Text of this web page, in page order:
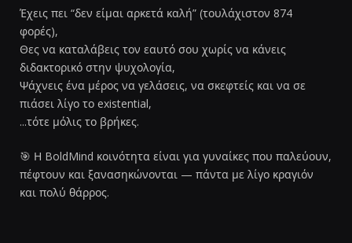
Έχεις πει “δεν είμαι αρκετά καλή” (τουλάχιστον 874
φορές),
Θες να καταλάβεις τον εαυτό σου χωρίς να κάνεις
διδακτορικό στην ψυχολογία,
Ψάχνεις ένα μέρος να γελάσεις, να σκεφτείς και να σε
πιάσει λίγο το existential,
...τότε μόλις το βρήκες.
🎯 Η BoldMind κοινότητα είναι για γυναίκες που παλεύουν,
πέφτουν και ξανασηκώνονται — πάντα με λίγο κραγιόν
και πολύ θάρρος.